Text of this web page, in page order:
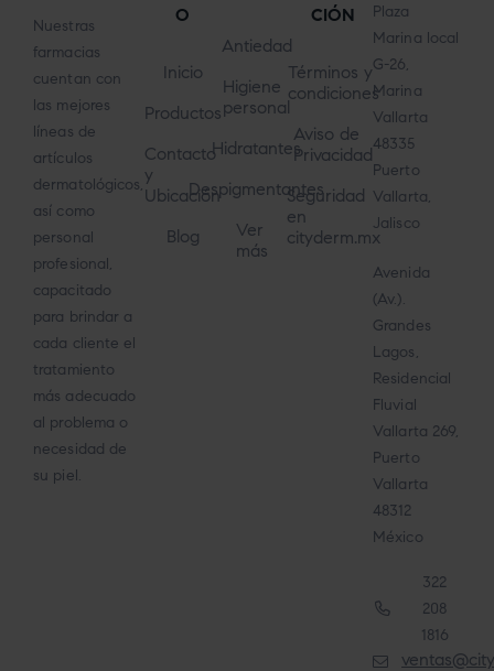
Nuestras
farmacias
cuentan con
las mejores
líneas de
artículos
dermatológicos,
así como
personal
profesional,
capacitado
para brindar a
cada cliente el
tratamiento
más adecuado
al problema o
necesidad de
su piel.
O
Inicio
Productos
Contacto
y
Ubicación
Blog
Antiedad
Higiene
personal
Hidratantes
Despigmentantes
Ver
más
CIÓN
Términos y
condiciones
Aviso de
Privacidad
Seguridad
en
cityderm.mx
Plaza
Marina local
G-26,
Marina
Vallarta
48335
Puerto
Vallarta,
Jalisco
Avenida
(Av.).
Grandes
Lagos,
Residencial
Fluvial
Vallarta 269,
Puerto
Vallarta
48312
México
322
208
1816